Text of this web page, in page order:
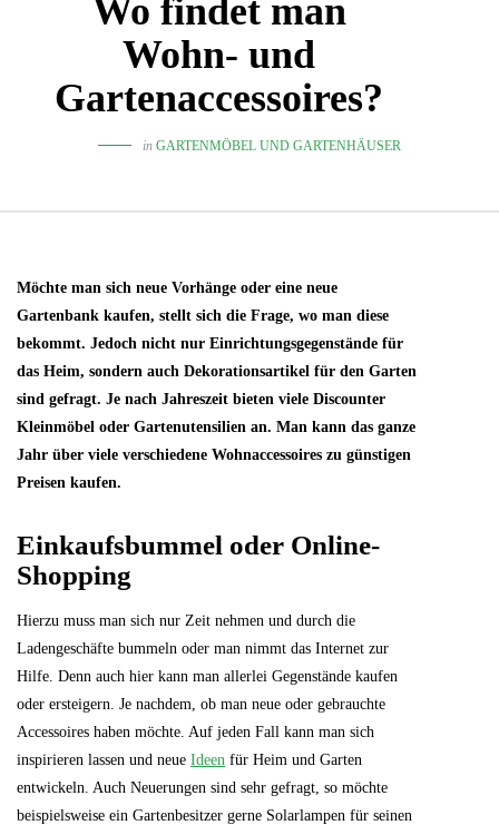
Wo findet man
Wohn- und
Gartenaccessoires?
in GARTENMÖBEL UND GARTENHÄUSER
Möchte man sich neue Vorhänge oder eine neue
Gartenbank kaufen, stellt sich die Frage, wo man diese
bekommt. Jedoch nicht nur Einrichtungsgegenstände für
das Heim, sondern auch Dekorationsartikel für den Garten
sind gefragt. Je nach Jahreszeit bieten viele Discounter
Kleinmöbel oder Gartenutensilien an. Man kann das ganze
Jahr über viele verschiedene Wohnaccessoires zu günstigen
Preisen kaufen.
Einkaufsbummel oder Online-
Shopping
Hierzu muss man sich nur Zeit nehmen und durch die
Ladengeschäfte bummeln oder man nimmt das Internet zur
Hilfe. Denn auch hier kann man allerlei Gegenstände kaufen
oder ersteigern. Je nachdem, ob man neue oder gebrauchte
Accessoires haben möchte. Auf jeden Fall kann man sich
inspirieren lassen und neue Ideen für Heim und Garten
entwickeln. Auch Neuerungen sind sehr gefragt, so möchte
beispielsweise ein Gartenbesitzer gerne Solarlampen für seinen